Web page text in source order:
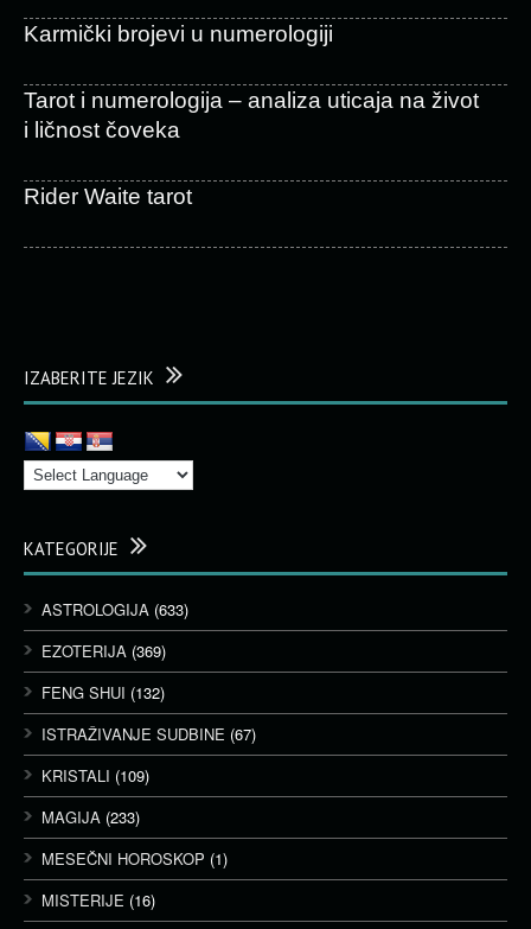
Karmički brojevi u numerologiji
Tarot i numerologija – analiza uticaja na život
i ličnost čoveka
Rider Waite tarot
IZABERITE JEZIK
KATEGORIJE
ASTROLOGIJA (633)
EZOTERIJA (369)
FENG SHUI (132)
ISTRAŽIVANJE SUDBINE (67)
KRISTALI (109)
MAGIJA (233)
MESEČNI HOROSKOP (1)
MISTERIJE (16)